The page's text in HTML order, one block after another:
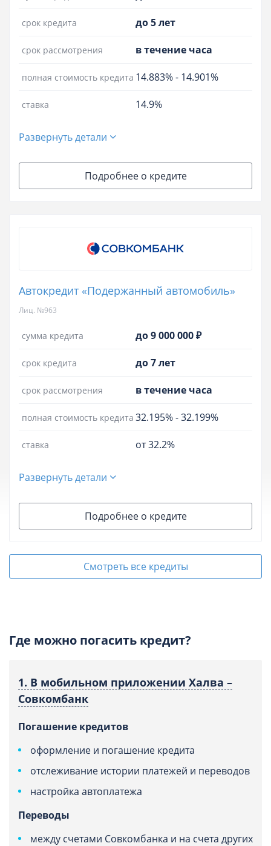
срок кредита до 5 лет
срок рассмотрения в течение часа
полная стоимость кредита 14.883%- 14.901%
ставка 14.9%
Развернуть детали
Подробнее о кредите
Автокредит «Подержанный автомобиль»
Лиц. №963
сумма кредита до 9 000 000 ₽
срок кредита до 7 лет
срок рассмотрения в течение часа
полная стоимость кредита 32.195%-32.199%
ставка от 32.2%
Развернуть детали
Подробнее о кредите
Смотреть все кредиты
Где можно погасить кредит?
1. В мобильном приложении Халва –
Совкомбанк
Погашение кредитов
оформление и погашение кредита
отслеживание истории платежей и переводов
настройка автоплатежа
Переводы
между счетами Совкомбанка и на счета других